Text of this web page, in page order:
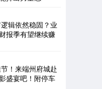
辑依然稳固？业
报季有望继续赚
！来端州府城赴
盛宴吧！附停车